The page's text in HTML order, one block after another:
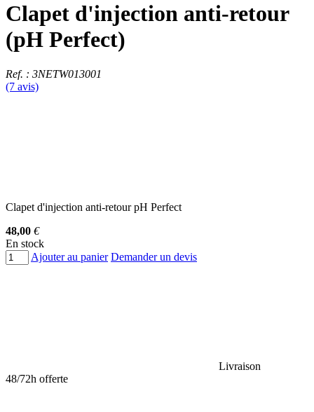
Clapet d'injection anti-retour
(pH Perfect)
Ref. : 3NETW013001
(7 avis)
Clapet d'injection anti-retour pH Perfect
48,00 €
En stock
Ajouter au panier Demander un devis
Livraison
48/72h offerte